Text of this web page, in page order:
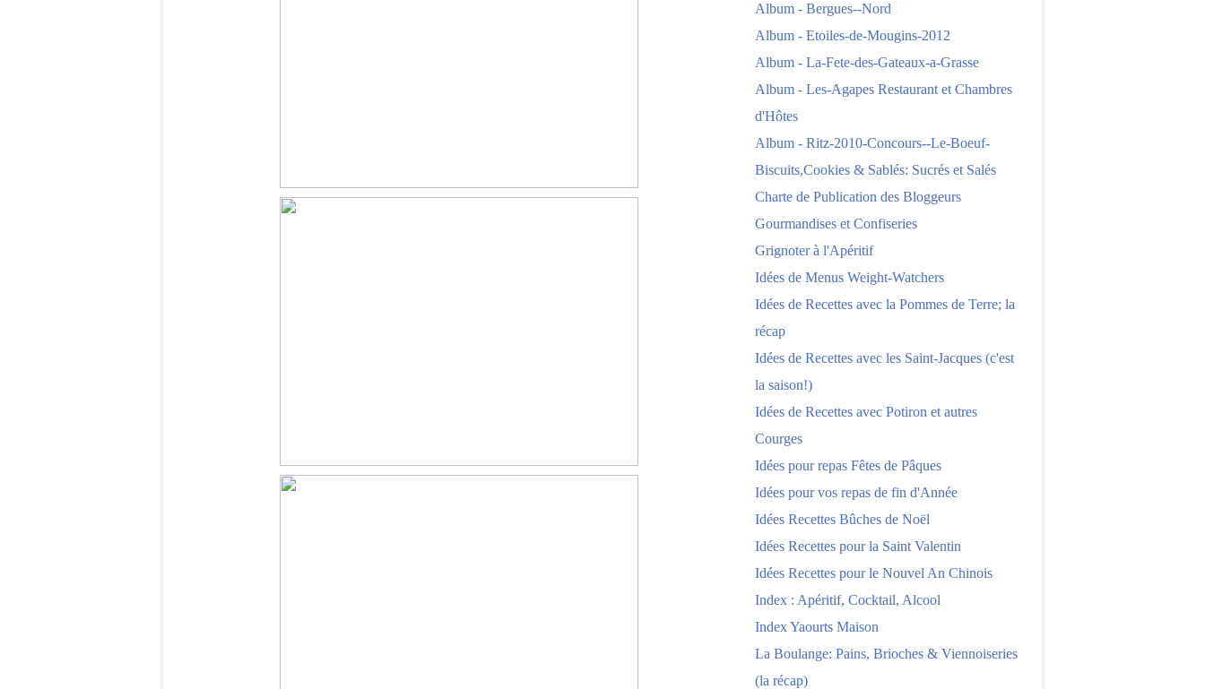
Album - Bergues--Nord
Album - Etoiles-de-Mougins-2012
Album - La-Fete-des-Gateaux-a-Grasse
Album - Les-Agapes Restaurant et Chambres
d'Hôtes
Album - Ritz-2010-Concours--Le-Boeuf-
Biscuits,Cookies & Sablés: Sucrés et Salés
Charte de Publication des Bloggeurs
Gourmandises et Confiseries
Grignoter à l'Apéritif
Idées de Menus Weight-Watchers
Idées de Recettes avec la Pommes de Terre; la
récap
Idées de Recettes avec les Saint-Jacques (c'est
la saison!)
Idées de Recettes avec Potiron et autres
Courges
Idées pour repas Fêtes de Pâques
Idées pour vos repas de fin d'Année
Idées Recettes Bûches de Noël
Idées Recettes pour la Saint Valentin
Idées Recettes pour le Nouvel An Chinois
Index : Apéritif, Cocktail, Alcool
Index Yaourts Maison
La Boulange: Pains, Brioches & Viennoiseries
(la récap)